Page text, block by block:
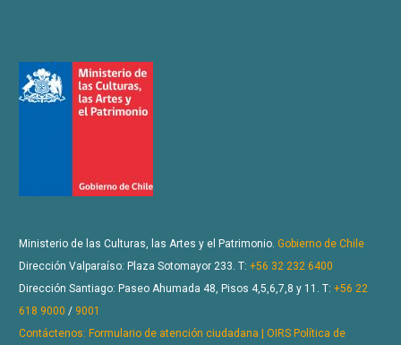
Ministerio de las Culturas, las Artes y el Patrimonio. Gobierno de Chile
Dirección Valparaíso: Plaza Sotomayor 233. T: +56 32 232 6400
Dirección Santiago: Paseo Ahumada 48, Pisos 4,5,6,7,8 y 11. T: +56 22
618 9000 / 9001
Contáctenos: Formulario de atención ciudadana | OIRS Política de